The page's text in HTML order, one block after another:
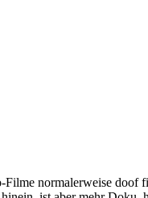
normalerweise doof